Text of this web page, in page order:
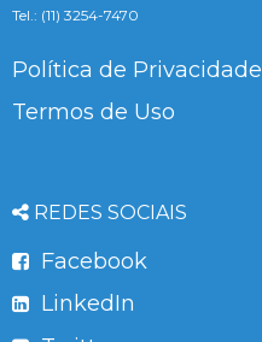
Tel.: (11) 3254-7470
Política de Privacidade
Termos de Uso
REDES SOCIAIS
Facebook
LinkedIn